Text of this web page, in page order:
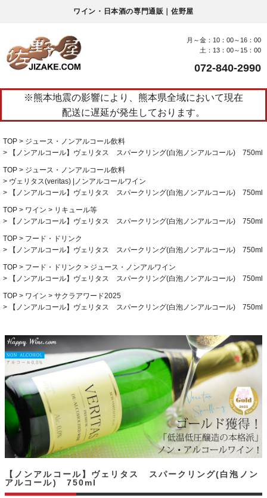
ワイン・日本酒の専門通販｜佐野屋
月～金：10：00～16：00
土：13：00～15：00
072-840-2990
※熊本地震の影響により、熊本県全域において現在
配送に遅延が発生しております。
TOP
ジュース・ノンアルコール飲料
【ノンアルコール】ヴェリタス スパークリング(白泡ノンアルコール) 750ml
TOP
ジュース・ノンアルコール飲料
ヴェリタス(veritas) |ノンアルコールワイン
【ノンアルコール】ヴェリタス スパークリング(白泡ノンアルコール) 750ml
TOP ワイン
リキュール等
【ノンアルコール】ヴェリタス スパークリング(白泡ノンアルコール) 750ml
TOP
フード・ドリンク
【ノンアルコール】ヴェリタス スパークリング(白泡ノンアルコール) 750ml
TOP フード・ドリンク
ジュース・ノンアルワイン
【ノンアルコール】ヴェリタス スパークリング(白泡ノンアルコール) 750ml
TOP ワイン
サクラアワード2025
【ノンアルコール】ヴェリタス スパークリング(白泡ノンアルコール) 750ml
【ノンアルコール】ヴェリタス スパークリング(白泡ノン
アルコール) 750ml